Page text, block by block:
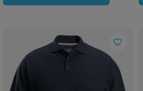
favorite_border